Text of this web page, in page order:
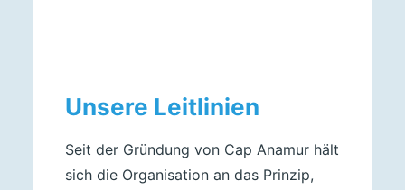
Unsere Leitlinien
Seit der Gründung von Cap Anamur hält
sich die Organisation an das Prinzip,